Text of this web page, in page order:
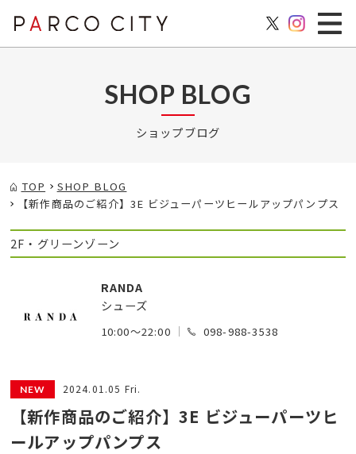
SHOP BLOG
ショップブログ
TOP
SHOP BLOG
【新作商品のご紹介】3E ビジューパーツヒールアップパンプス
2F・グリーンゾーン
RANDA
シューズ
10:00～22:00 098-988-3538
2024.01.05 Fri.
【新作商品のご紹介】3E ビジューパーツヒ
ールアップパンプス